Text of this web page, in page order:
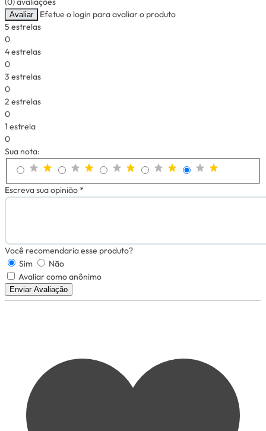
Avaliar
Efetue o login para avaliar o produto
5 estrelas
0
4 estrelas
0
3 estrelas
0
2 estrelas
0
1 estrela
0
Sua nota:
Escreva sua opinião *
Você recomendaria esse produto?
Sim
Não
Avaliar como anônimo
Enviar Avaliação